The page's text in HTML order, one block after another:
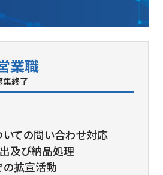
業職
集終了
いての問い合わせ対応
出及び納品処理
の拡宣活動